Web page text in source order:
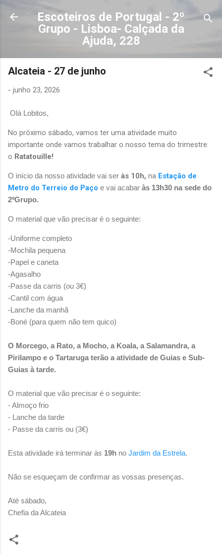
Avançar para o conteúdo principal
Escoteiros de Portugal - 2º
Grupo - Lisboa- Calçada da
Ajuda, 228
Alcateia - 27 de junho
- junho 23, 2026
Olá Lobitos,
No próximo sábado, vamos ter uma atividade muito
importante onde vamos trabalhar o nosso tema do trimestre:
o Ratatouille!
O início da nosso atividade vai ser às 10h, na Estação de
Metro do Terreio do Paço e vai acabar às 13h30 na sede do
2ºGrupo.
O material que vão precisar é o seguinte:
-Uniforme completo
-Mochila pequena
-Papel e caneta
-Agasalho
-Passe da carris (ou 3€)
-Cantil com água
-Lanche da manhã
-Boné (para quem não tem quico)
O Morcego, a Rato, a Mocho, a Koala, a Salamandra, a
Pirilampo e o Tartaruga terão a atividade de Guias e Sub-
Guias à tarde.
O material que vão precisar é o seguinte:
- Almoço frio
- Lanche da tarde
- Passe da carris ou (3€)
Esta atividade irá terminar às 19h no Jardim da Estrela.
Não se esqueçam de confirmar as vossas presenças.
Até sábado,
Chefia da Alcateia